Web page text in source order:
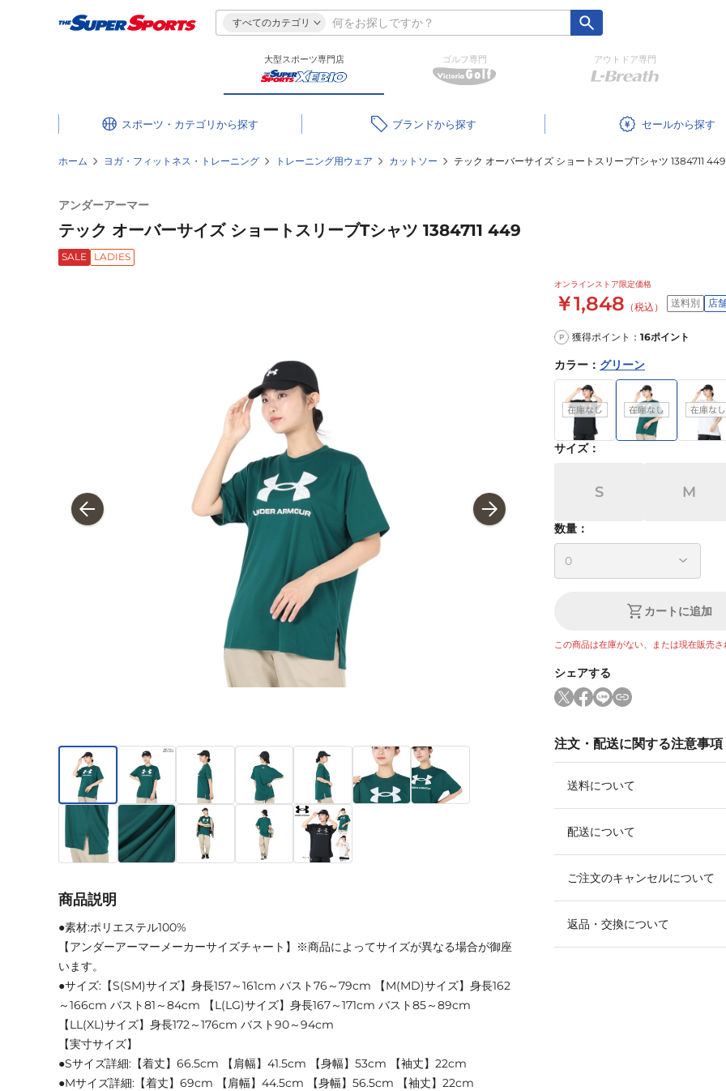
すべてのカテゴリ
大型スポーツ専門店 ゴルフ専門 アウトドア専門
スポーツ・カテゴリ ブランド セール
ホーム ヨガ・フィットネス・トレーニング トレーニング用ウェア カットソー テック オーバーサイズ ショートスリーブTシャツ 1384711 449
アンダーアーマー
テック オーバーサイズ ショートスリーブTシャツ 1384711 449
SALE LADIES
オンラインストア限定価格
￥1,848 （税込） 送料別 店
P 獲得ポイント： 16ポイント
カラー ： グリーン
サイズ：
S M
数量：
カートに追加
この商品は在庫がない、または現在販売さ
シェアする
注文・配送に関する注意事項
送料について
配送について
ご注文のキャンセルについて
返品・交換について
商品説明
●素材:ポリエステル100%
【アンダーアーマーメーカーサイズチャート】※商品によってサイズが異なる場合が御座
います。
●サイズ:【S(SM)サイズ】身長157～161cm バスト76～79cm 【M(MD)サイズ】身長162
～166cm バスト81～84cm 【L(LG)サイズ】身長167～171cm バスト85～89cm
【LL(XL)サイズ】身長172～176cm バスト90～94cm
【実寸サイズ】
●Sサイズ詳細:【着丈】66.5cm 【肩幅】41.5cm 【身幅】53cm 【袖丈】22cm
●Mサイズ詳細:【着丈】69cm 【肩幅】44.5cm 【身幅】56.5cm 【袖丈】22cm